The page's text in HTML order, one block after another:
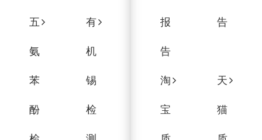
五
氨
苯
酚
有
机
锡
检
报
告
告
淘
宝
天
猫